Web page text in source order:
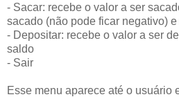
- Sacar: recebe o valor a ser
sacado (não pode ficar negativo)
- Depositar: recebe o valor a ser
saldo
- Sair
Esse menu aparece até o usuário